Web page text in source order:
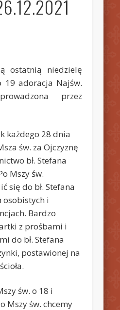
ostatnią niedzielę
19 adoracja Najśw.
przez
każdego 28 dnia
św. za Ojczyznę
bł. Stefana
Mszy św.
się do bł. Stefana
osobistych i
Bardzo
z prośbami i
do bł. Stefana
postawionej na
św. o 18 i
Mszy św. chcemy